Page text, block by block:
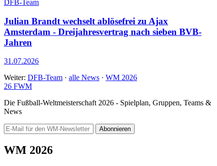
DFB-Team
Julian Brandt wechselt ablösefrei zu Ajax
Amsterdam - Dreijahresvertrag nach sieben BVB-
Jahren
31.07.2026
Weiter: DFB-Team · alle News · WM 2026
26 FWM
Die Fußball-Weltmeisterschaft 2026 - Spielplan, Gruppen, Teams &
News
Abonnieren
WM 2026